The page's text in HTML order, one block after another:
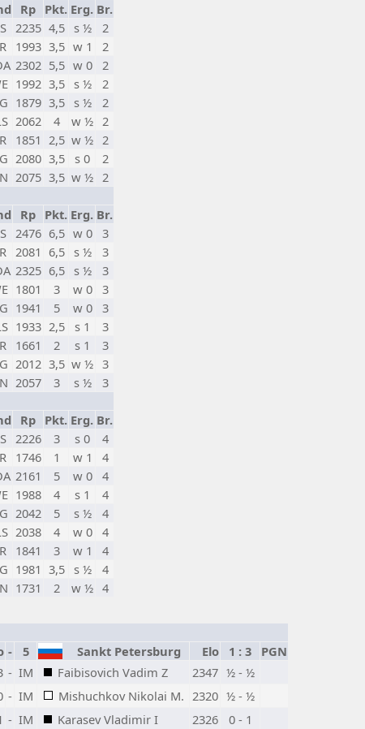
Rp Pkt. Erg. Br.
2235 4,5 s ½
2
1993 3,5 w 1
2
2302 5,5 w 0
2
1992 3,5 s ½
2
1879 3,5 s ½
2
2062 4 w ½ 2
1851 2,5 w ½ 2
2080 3,5 s 0
2
2075 3,5 w ½ 2
Rp Pkt. Erg. Br.
2476 6,5 w 0
3
2081 6,5 s ½
3
2325 6,5 s ½
3
1801 3 w 0
3
1941 5 w 0
3
1933 2,5 s 1
3
1661 2 s 1
3
2012 3,5 w ½ 3
2057 3 s ½
3
Rp Pkt. Erg. Br.
2226 3 s 0
4
1746 1 w 1
4
2161 5 w 0
4
1988 4 s 1
4
2042 5 s ½
4
2038 4 w 0
4
1841 3 w 1
4
1981 3,5 s ½
4
1731 2 w ½ 4
- 5 Sankt Petersburg Elo 1 : 3
PGN
- IM Faibisovich Vadim Z 2347 ½ - ½
- IM Mishuchkov Nikolai M. 2320 ½ - ½
- IM Karasev Vladimir I 2326
0 - 1